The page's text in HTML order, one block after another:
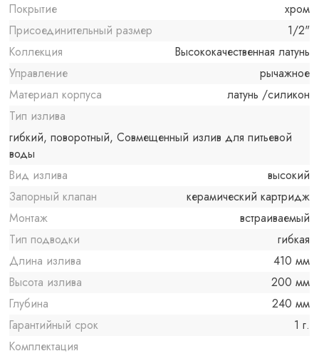
Покрытие
хром
Присоединительный размер
1/2"
Коллекция
Высококачественная латунь
Управление
рычажное
Материал корпуса
латунь /силикон
Тип излива
гибкий, поворотный, Совмещенный излив для питьевой
воды
Вид излива
высокий
Запорный клапан
керамический картридж
Монтаж
встраиваемый
Тип подводки
гибкая
Длина излива
410 мм
Высота излива
200 мм
Глубина
240 мм
Гарантийный срок
1 г.
Комплектация